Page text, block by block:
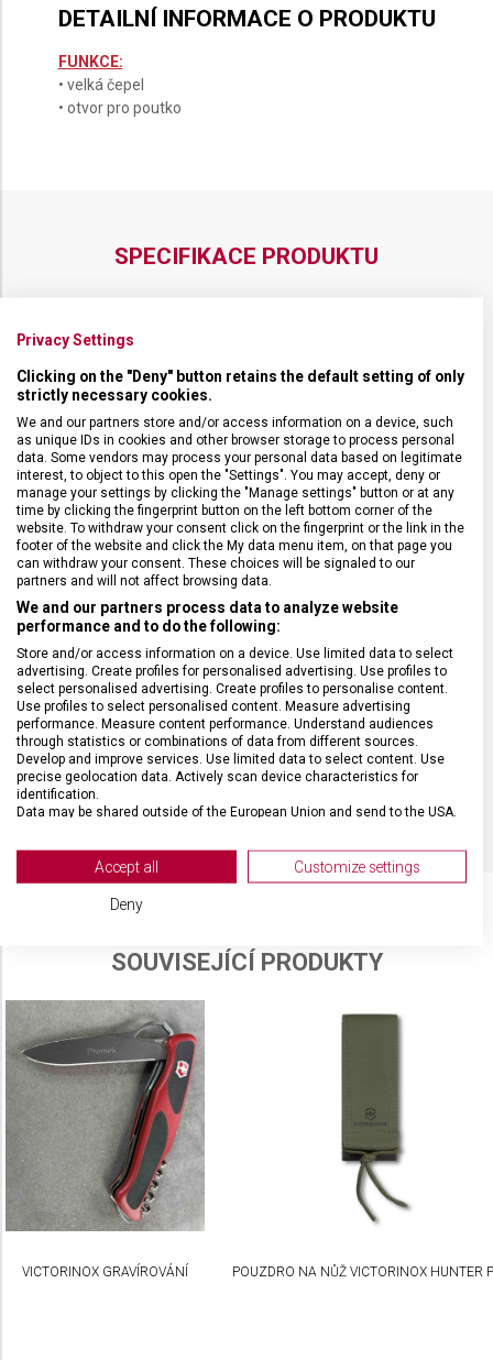
DETAILNÍ INFORMACE O PRODUKTU
FUNKCE:
• velká čepel
• otvor pro poutko
SPECIFIKACE PRODUKTU
DRUH ZBOŽÍ Kapesní nože
ZÁRUKA 24 měsíců
HMOTNOST 162 g
UZAMYKATELNÁ ČEPEL Ano
POČET FUNKCÍ 2
VELIKOST 13,6 x 1,6 cm
MATERIÁL Polyamid
BARVA
SOUVISEJÍCÍ PRODUKTY
VICTORINOX GRAVÍROVÁNÍ POUZDRO NA NŮŽ VICTORINOX HUNTER
Privacy Settings
Clicking on the "Deny" button retains the default setting of only
strictly necessary cookies.
We and our partners store and/or access information on a device, such
as unique IDs in cookies and other browser storage to process personal
data. Some vendors may process your personal data based on legitimate
interest, to object to this open the "Settings". You may accept, deny or
manage your settings by clicking the "Manage settings" button or at any
time by clicking the fingerprint button on the left bottom corner of the
website. To withdraw your consent click on the fingerprint or the link in the
footer of the website and click the My data menu item, on that page you
can withdraw your consent. These choices will be signaled to our
partners and will not affect browsing data.
We and our partners process data to analyze website
performance and to do the following:
Store and/or access information on a device. Use limited data to select
advertising. Create profiles for personalised advertising. Use profiles to
select personalised advertising. Create profiles to personalise content.
Use profiles to select personalised content. Measure advertising
performance. Measure content performance. Understand audiences
through statistics or combinations of data from different sources.
Develop and improve services. Use limited data to select content. Use
precise geolocation data. Actively scan device characteristics for
identification.
Data may be shared outside of the European Union and send to the USA.
View Partner List (2 IAB Vendors)
We use your data for the following purposes:
Store and/or access information on a device
Use limited data to select advertising
Create profiles for personalised advertising
Use profiles to select personalised
advertising
Create profiles to personalise content
Use profiles to select personalised content
Accept all Customize settings
Deny